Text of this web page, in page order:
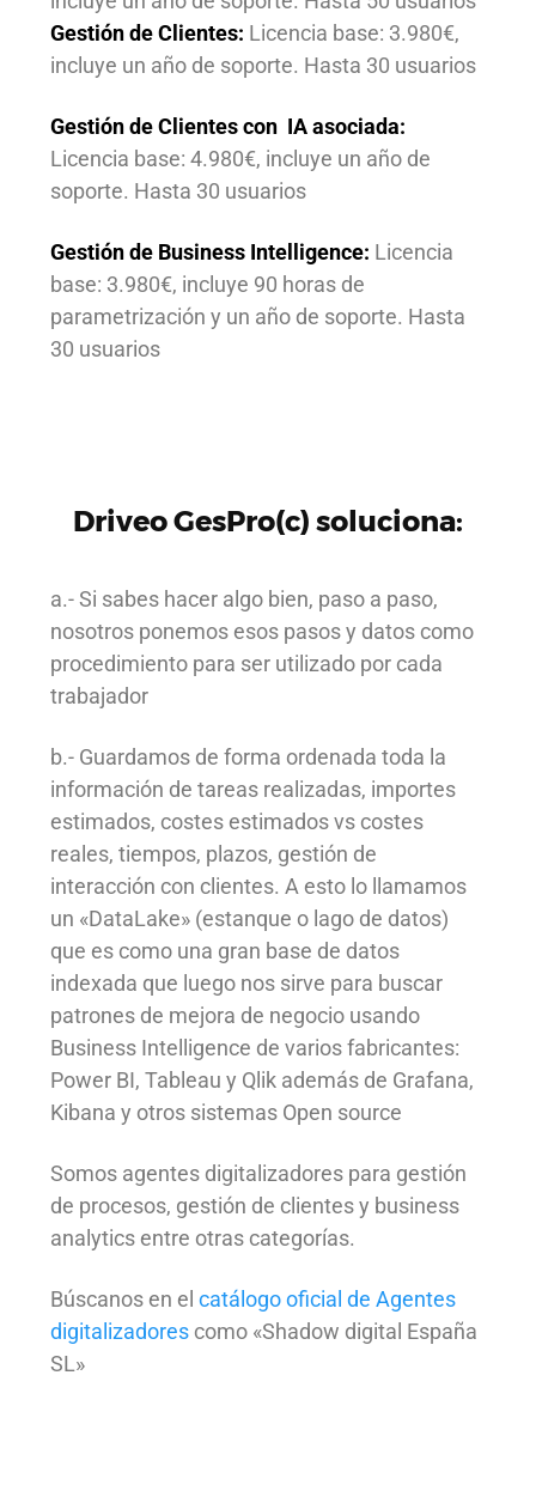
Gestión de Clientes: Licencia base: 3.980€,
incluye un año de soporte. Hasta 30 usuarios
Gestión de Clientes con IA asociada:
Licencia base: 4.980€, incluye un año de
soporte. Hasta 30 usuarios
Gestión de Business Intelligence: Licencia
base: 3.980€, incluye 90 horas de
parametrización y un año de soporte. Hasta
30 usuarios
Driveo GesPro(c) soluciona:
a.- Si sabes hacer algo bien, paso a paso,
nosotros ponemos esos pasos y datos como
procedimiento para ser utilizado por cada
trabajador
b.- Guardamos de forma ordenada toda la
información de tareas realizadas, importes
estimados, costes estimados vs costes
reales, tiempos, plazos, gestión de
interacción con clientes. A esto lo llamamos
un «DataLake» (estanque o lago de datos)
que es como una gran base de datos
indexada que luego nos sirve para buscar
patrones de mejora de negocio usando
Business Intelligence de varios fabricantes:
Power BI, Tableau y Qlik además de Grafana,
Kibana y otros sistemas Open source
Somos agentes digitalizadores para gestión
de procesos, gestión de clientes y business
analytics entre otras categorías.
Búscanos en el catálogo oficial de Agentes
digitalizadores como «Shadow digital España
SL»